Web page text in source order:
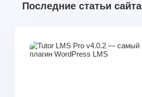
Последние статьи сайта